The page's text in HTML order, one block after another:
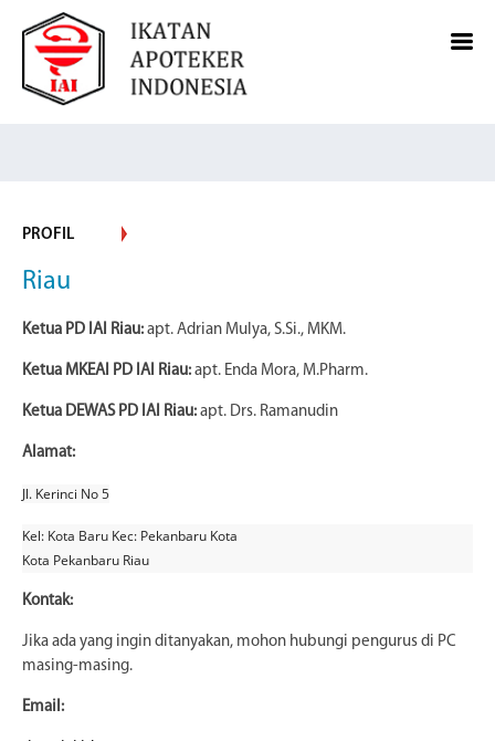
PROFIL
Riau
Ketua PD IAI Riau: apt. Adrian Mulya, S.Si., MKM.
Ketua MKEAI PD IAI Riau: apt. Enda Mora, M.Pharm.
Ketua DEWAS PD IAI Riau: apt. Drs. Ramanudin
Alamat:
Jl. Kerinci No 5
Kel: Kota Baru Kec: Pekanbaru Kota
Kota Pekanbaru Riau
Kontak:
Jika ada yang ingin ditanyakan, mohon hubungi pengurus di PC
masing-masing.
Email: